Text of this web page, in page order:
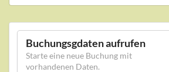
Buchungsgdaten aufrufen
Starte eine neue Buchung mit
vorhandenen Daten.